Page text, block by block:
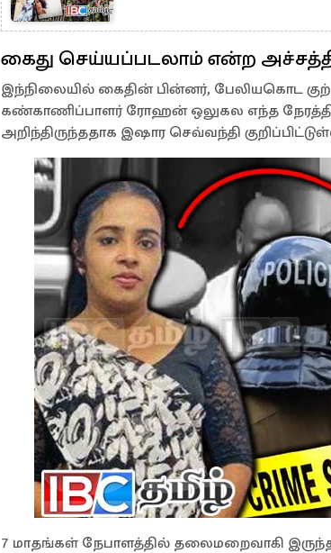
கைது செய்யப்படலாம் என்ற
இந்நிலையில் கைதின் பின்னர், பேலியகொட
கண்காணிப்பாளர் ரோஹன் ஒலுகல எந்த
அறிந்திருந்ததாக இஷார செவ்வந்தி
7 மாதங்கள் நேபாளத்தில் தலைமறைவாகி